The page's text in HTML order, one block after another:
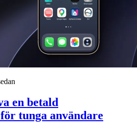
en betald
tunga användare